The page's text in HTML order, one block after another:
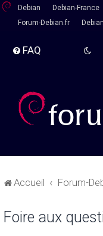
Debian Debian-France
Forum-Debian.fr
FAQ
Accueil Forum-
Foire aux